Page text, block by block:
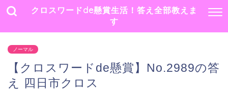
クロスワードde懸賞生活！答え全部教えま
す
ノーマル
【クロスワードde懸賞】No.2989の答
え 四日市クロス